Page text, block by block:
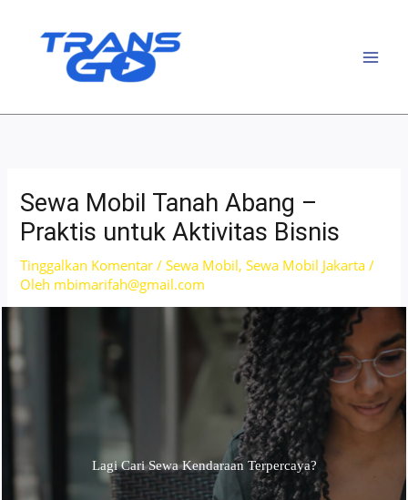
Sewa Mobil Tanah Abang –
Praktis untuk Aktivitas Bisnis
Tinggalkan Komentar /Sewa Mobil,Sewa Mobil Jakarta /
Oleh mbimarifah@gmail.com
Lagi Cari Sewa Kendaraan Terpercaya?